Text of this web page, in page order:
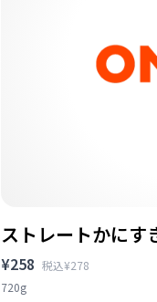
ストレートかにす
¥258 税込¥278
720g